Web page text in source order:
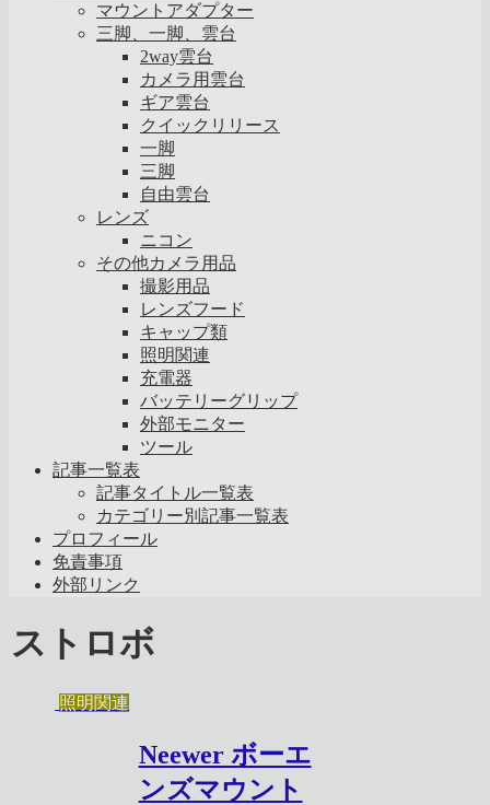
マウントアダプター
三脚、一脚、雲台
2way雲台
カメラ用雲台
ギア雲台
クイックリリース
一脚
三脚
自由雲台
レンズ
ニコン
その他カメラ用品
撮影用品
レンズフード
キャップ類
照明関連
充電器
バッテリーグリップ
外部モニター
ツール
記事一覧表
記事タイトル一覧表
カテゴリー別記事一覧表
プロフィール
免責事項
外部リンク
ストロボ
照明関連
Neewer ボーエ
ンズマウント